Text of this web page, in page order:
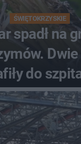
ŚWIĘTOKRZYSKIE
spadł na
do